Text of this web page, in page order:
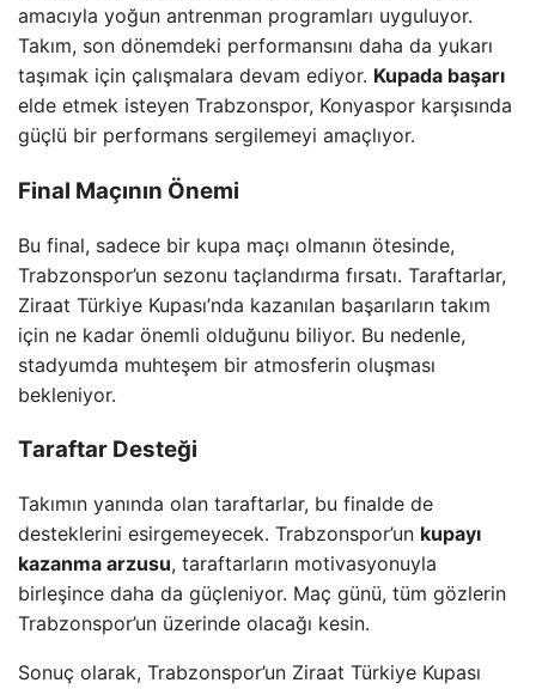
amacıyla yoğun antrenman programları uyguluyor.
Takım, son dönemdeki performansını daha da yukarı
taşımak için çalışmalara devam ediyor. Kupada başarı
elde etmek isteyen Trabzonspor, Konyaspor karşısında
güçlü bir performans sergilemeyi amaçlıyor.
Final Maçının Önemi
Bu final, sadece bir kupa maçı olmanın ötesinde,
Trabzonspor’un sezonu taçlandırma fırsatı. Taraftarlar,
Ziraat Türkiye Kupası’nda kazanılan başarıların takım
için ne kadar önemli olduğunu biliyor. Bu nedenle,
stadyumda muhteşem bir atmosferin oluşması
bekleniyor.
Taraftar Desteği
Takımın yanında olan taraftarlar, bu finalde de
desteklerini esirgemeyecek. Trabzonspor’un kupayı
kazanma arzusu, taraftarların motivasyonuyla
birleşince daha da güçleniyor. Maç günü, tüm gözlerin
Trabzonspor’un üzerinde olacağı kesin.
Sonuç olarak, Trabzonspor’un Ziraat Türkiye Kupası